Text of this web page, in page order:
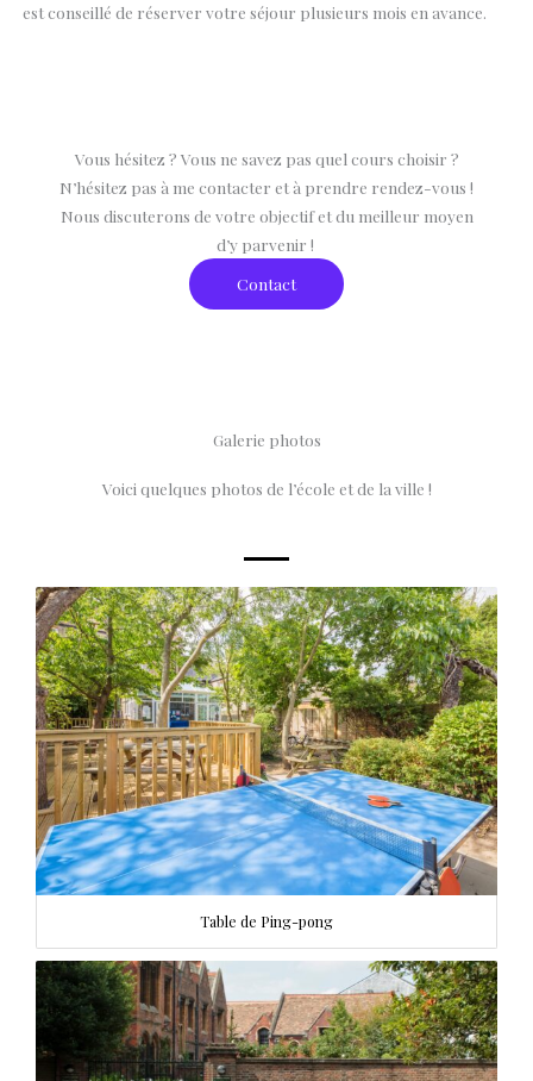
est conseillé de réserver votre séjour plusieurs mois en avance.
Vous hésitez ? Vous ne savez pas quel cours choisir ?
N’hésitez pas à me contacter et à prendre rendez-vous !
Nous discuterons de votre objectif et du meilleur moyen
d’y parvenir !
Contact
Galerie photos
Voici quelques photos de l’école et de la ville !
Table de Ping-pong